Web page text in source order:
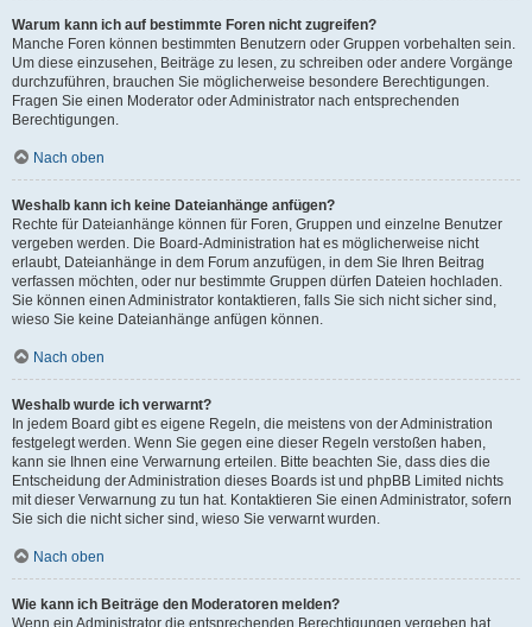
Warum kann ich auf bestimmte Foren nicht zugreifen?
Manche Foren können bestimmten Benutzern oder Gruppen vorbehalten sein.
Um diese einzusehen, Beiträge zu lesen, zu schreiben oder andere Vorgänge
durchzuführen, brauchen Sie möglicherweise besondere Berechtigungen.
Fragen Sie einen Moderator oder Administrator nach entsprechenden
Berechtigungen.
Nach oben
Weshalb kann ich keine Dateianhänge anfügen?
Rechte für Dateianhänge können für Foren, Gruppen und einzelne Benutzer
vergeben werden. Die Board-Administration hat es möglicherweise nicht
erlaubt, Dateianhänge in dem Forum anzufügen, in dem Sie Ihren Beitrag
verfassen möchten, oder nur bestimmte Gruppen dürfen Dateien hochladen.
Sie können einen Administrator kontaktieren, falls Sie sich nicht sicher sind,
wieso Sie keine Dateianhänge anfügen können.
Nach oben
Weshalb wurde ich verwarnt?
In jedem Board gibt es eigene Regeln, die meistens von der Administration
festgelegt werden. Wenn Sie gegen eine dieser Regeln verstoßen haben,
kann sie Ihnen eine Verwarnung erteilen. Bitte beachten Sie, dass dies die
Entscheidung der Administration dieses Boards ist und phpBB Limited nichts
mit dieser Verwarnung zu tun hat. Kontaktieren Sie einen Administrator, sofern
Sie sich die nicht sicher sind, wieso Sie verwarnt wurden.
Nach oben
Wie kann ich Beiträge den Moderatoren melden?
Wenn ein Administrator die entsprechenden Berechtigungen vergeben hat,